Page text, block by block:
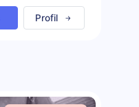
Profil